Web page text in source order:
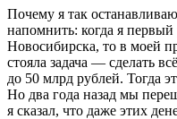
Почему я так
напомнить: когда я первый
Новосибирска, то в моей
стояла задача — сделать
до 50 млрд рублей. Тогда
Но два года назад мы
я сказал, что даже этих